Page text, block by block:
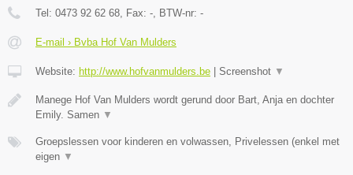
Tel: 0473 92 62 68, Fax: -, BTW-nr: -
E-mail › Bvba Hof Van Mulders
Website: http://www.hofvanmulders.be Screenshot ▼
Manege Hof Van Mulders wordt gerund door Bart, Anja en dochter
Emily. Samen ▼
Groepslessen voor kinderen en volwassen, Privelessen (enkel met
eigen ▼